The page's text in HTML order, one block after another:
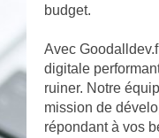
budget.
Avec
digitale
ruiner. Notre
mission de
répondant à vos